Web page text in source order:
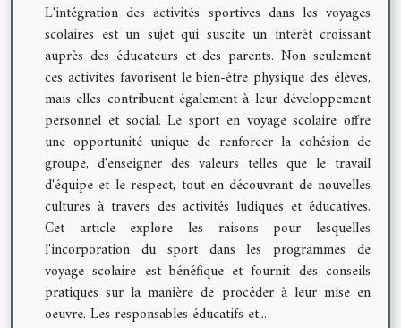
L'intégration des activités sportives dans les voyages
scolaires est un sujet qui suscite un intérêt croissant
auprès des éducateurs et des parents. Non seulement
ces activités favorisent le bien-être physique des élèves,
mais elles contribuent également à leur développement
personnel et social. Le sport en voyage scolaire offre
une opportunité unique de renforcer la cohésion de
groupe, d'enseigner des valeurs telles que le travail
d'équipe et le respect, tout en découvrant de nouvelles
cultures à travers des activités ludiques et éducatives.
Cet article explore les raisons pour lesquelles
l'incorporation du sport dans les programmes de
voyage scolaire est bénéfique et fournit des conseils
pratiques sur la manière de procéder à leur mise en
oeuvre. Les responsables éducatifs et...